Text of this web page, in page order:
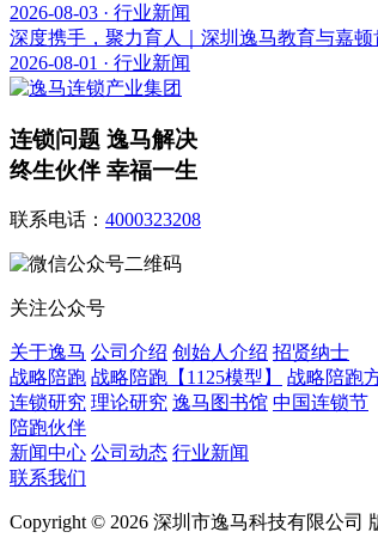
2026-08-03 · 行业新闻
深度携手，聚力育人｜深圳逸马教育与嘉
2026-08-01 · 行业新闻
连锁问题 逸马解决
终生伙伴 幸福一生
联系电话： 4000323208
关注公众号
关于逸马 公司介绍 创始人介绍 招贤纳士
战略陪跑 战略陪跑【1125模型】 战略陪跑
连锁研究 理论研究 逸马图书馆 中国连锁节
陪跑伙伴
新闻中心 公司动态 行业新闻
联系我们
Copyright © 2026 深圳市逸马科技有限公司